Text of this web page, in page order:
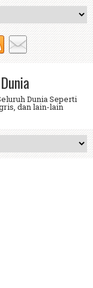
Dunia Seperti
dan lain-lain